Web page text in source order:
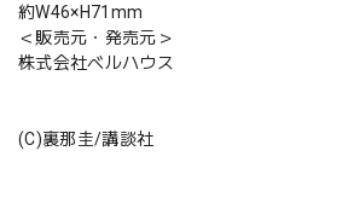
約W46×H71mm
＜販売元・発売元＞
株式会社ベルハウス
(C)裏那圭/講談社